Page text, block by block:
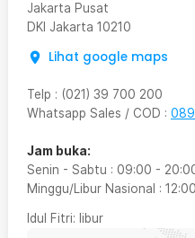
Jakarta Pusat
DKI Jakarta 10210
Lihat google maps
Telp : (021) 39 700 200
Whatsapp Sales / COD :
Jam buka:
Senin - Sabtu : 09:00 -
Minggu/Libur Nasional : 12:00
Idul Fitri: libur